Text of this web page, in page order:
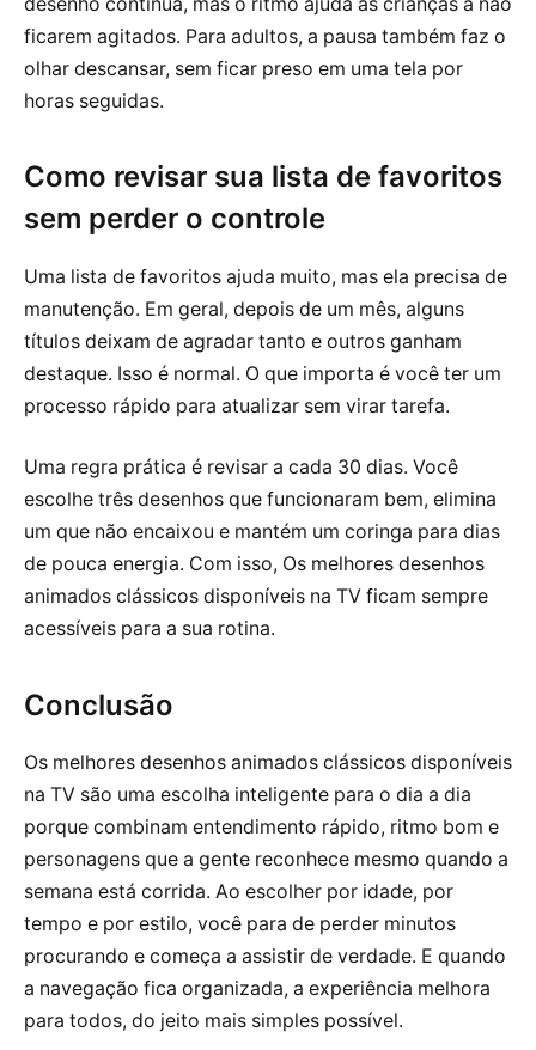
ficarem agitados. Para adultos, a pausa também faz o
olhar descansar, sem ficar preso em uma tela por
horas seguidas.
Como revisar sua lista de favoritos
sem perder o controle
Uma lista de favoritos ajuda muito, mas ela precisa de
manutenção. Em geral, depois de um mês, alguns
títulos deixam de agradar tanto e outros ganham
destaque. Isso é normal. O que importa é você ter um
processo rápido para atualizar sem virar tarefa.
Uma regra prática é revisar a cada 30 dias. Você
escolhe três desenhos que funcionaram bem, elimina
um que não encaixou e mantém um coringa para dias
de pouca energia. Com isso, Os melhores desenhos
animados clássicos disponíveis na TV ficam sempre
acessíveis para a sua rotina.
Conclusão
Os melhores desenhos animados clássicos disponíveis
na TV são uma escolha inteligente para o dia a dia
porque combinam entendimento rápido, ritmo bom e
personagens que a gente reconhece mesmo quando a
semana está corrida. Ao escolher por idade, por
tempo e por estilo, você para de perder minutos
procurando e começa a assistir de verdade. E quando
a navegação fica organizada, a experiência melhora
para todos, do jeito mais simples possível.